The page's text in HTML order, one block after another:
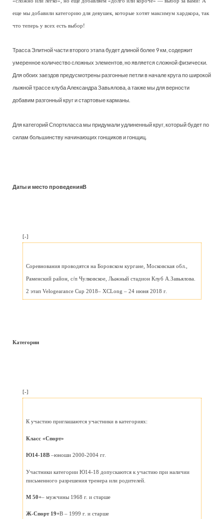
еще мы добавили категорию для девушек, которые хотят максимум хардкора, так
что теперь у всех есть выбор!
Трасса Элитной части второго этапа будет длиной более 9 км, содержит
умеренное количество сложных элементов, но является сложной физически.
Для обоих заездов предусмотрены разгонные петли в начале круга по широкой
лыжной трассе клуба Александра Завьялова, а также мы для верности
добавим разгонный круг и стартовые карманы.
Для категорий Спорткласса мы придумали удлиненный круг, который будет по
силам большинству начинающих гонщиков и гонщиц.
Даты и место проведенияВ
[-]
Соревнования проводятся на Боровском кургане, Московская обл.,
Раменский район, с/п Чулковское, Лыжный стадион Клуб А.Завьялова.
2 этап Velogearance Cup 2018– XCLong – 24 июня 2018 г.
Категории
[-]
К участию приглашаются участники в категориях:
Класс «Спорт»
Ю14-18В –юноши 2000-2004 гг.
Участники категории Ю14-18 допускаются к участию при наличии
письменного разрешения тренера или родителей.
М 50+– мужчины 1968 г. и старше
Ж-Спорт 19+В – 1999 г. и старше